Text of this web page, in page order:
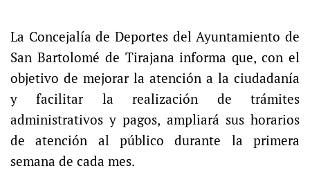
La Concejalía de Deportes del Ayuntamiento de
San Bartolomé de Tirajana informa que, con el
objetivo de mejorar la atención a la ciudadanía
y facilitar la realización de trámites
administrativos y pagos, ampliará sus horarios
de atención al público durante la primera
semana de cada mes.